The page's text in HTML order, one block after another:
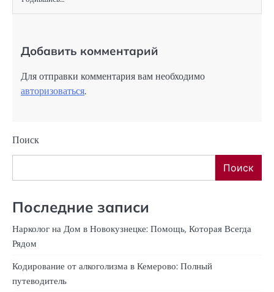
Добавить комментарий
Для отправки комментария вам необходимо
авторизоваться.
Поиск
Поиск
Последние записи
Нарколог на Дом в Новокузнецке: Помощь, Которая Всегда
Рядом
Кодирование от алкоголизма в Кемерово: Полный
путеводитель